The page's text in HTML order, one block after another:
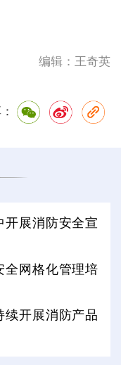
编辑：王奇英
开展消防安全宣
全网格化管理培
续开展消防产品